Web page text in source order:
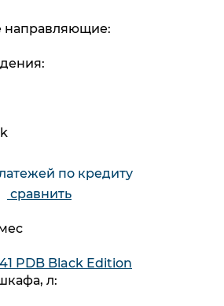
направляющие:
по кредиту
сравнить
PDB Black Edition
л: